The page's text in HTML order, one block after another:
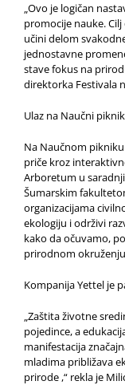
„Ovo je logičan
promocije nauke.
učini delom
jednostavne
stave fokus na
direktorka Festivala
Ulaz na Naučni
Na Naučnom
priče kroz
Arboretum u
Šumarskim
organizacijama
ekologiju i održivi
kako da očuvamo,
prirodnom
Kompanija Yettel je
„Zaštita životne
pojedince, a
manifestacija
mladima približava
prirode ,“ rekla je